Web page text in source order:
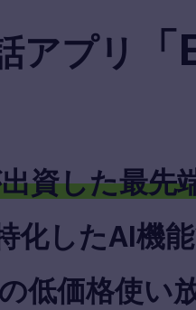
アプリ
資した最先
化したAI機能
低価格使い